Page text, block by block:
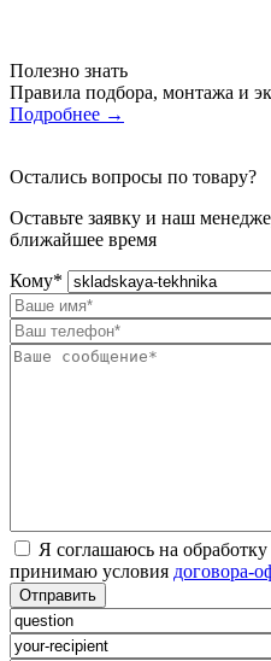
Полезно знать
Правила подбора, монтажа и
Подробнее →
Остались вопросы по товару?
Оставьте заявку и наш
ближайшее время
Кому*
Я соглашаюсь на обработку
принимаю условия договора-